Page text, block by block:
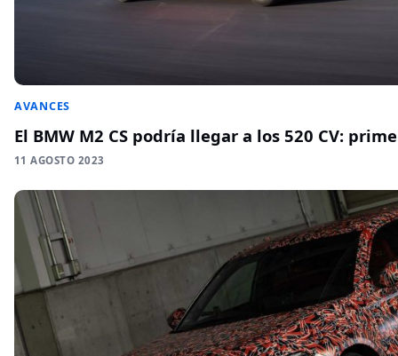
AVANCES
El BMW M2 CS podría llegar a los 520 CV:
11 AGOSTO 2023